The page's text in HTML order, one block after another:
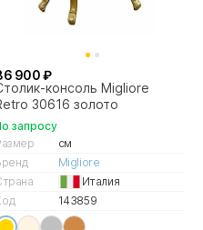
900 ₽
консоль Migliore
30616 золото
запросу
см
Migliore
Италия
143859